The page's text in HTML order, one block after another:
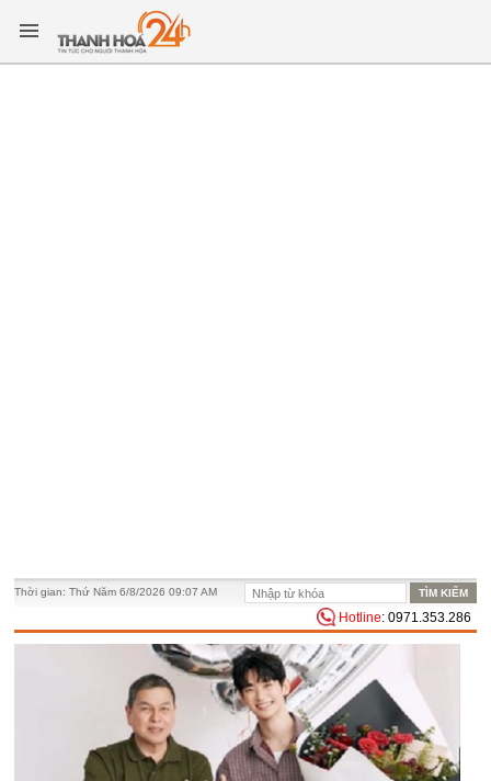
Thời gian:Thứ Năm 6/8/2026 09:07 AM
Hotline: 0971.353.286